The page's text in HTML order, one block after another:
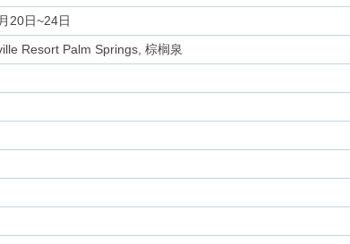
20日~24日
Resort Palm Springs, 棕榈泉